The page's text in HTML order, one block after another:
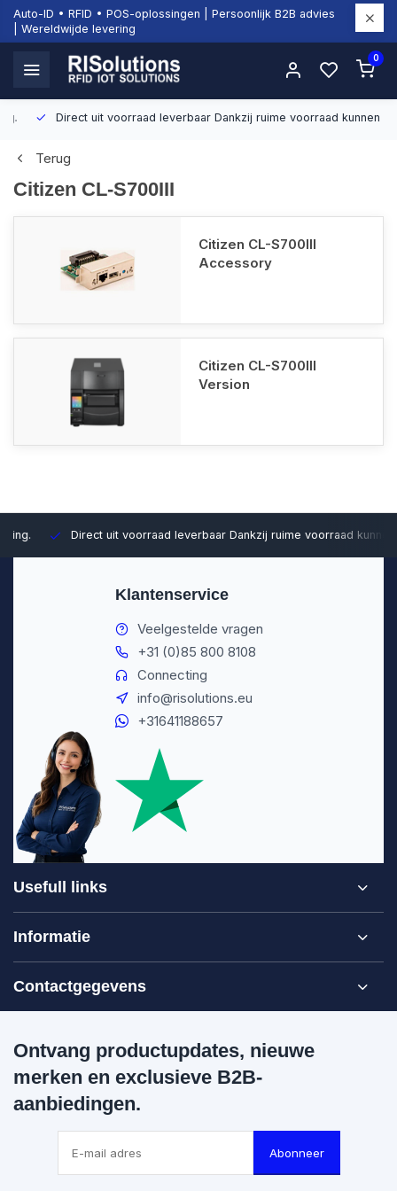
Auto-ID • RFID • POS-oplossingen | Persoonlijk B2B advies
| Wereldwijde levering
0
Direct uit voorraad leverbaarDankzij ruime voorraad kunnen wij
Terug
Citizen CL-S700III
Citizen CL-S700III
Accessory
Citizen CL-S700III
Version
Direct uit voorraad leverbaarDankzij ruime voorraad kunnen wij
Klantenservice
Veelgestelde vragen
+31 (0)85 800 8108
Connecting
info@risolutions.eu
+31641188657
Usefull links
Informatie
Contactgegevens
Ontvang productupdates, nieuwe
merken en exclusieve B2B-
aanbiedingen.
Abonneer